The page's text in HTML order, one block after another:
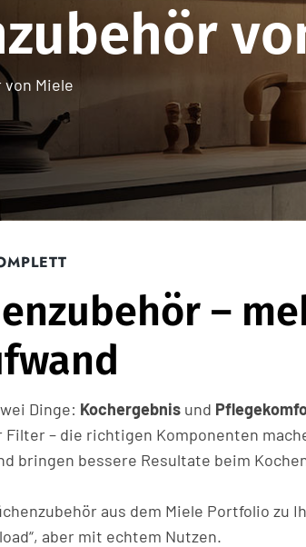
Miele
–
Dinge: Kochergebnis und
– die richtigen Komponenten
bringen bessere Resultate beim
aus dem Miele Portfolio zu
aber mit echtem Nutzen.